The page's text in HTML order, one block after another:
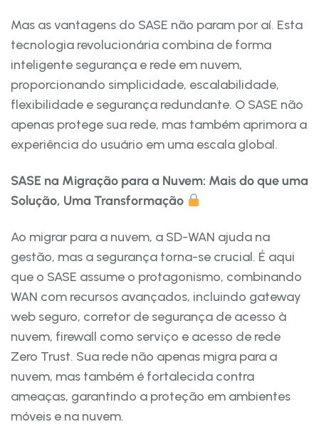
Mas as vantagens do SASE não param por aí. Esta
tecnologia revolucionária combina de forma
inteligente segurança e rede em nuvem,
proporcionando simplicidade, escalabilidade,
flexibilidade e segurança redundante. O SASE não
apenas protege sua rede, mas também aprimora a
experiência do usuário em uma escala global.
SASE na Migração para a Nuvem: Mais do que uma
Solução, Uma Transformação
Ao migrar para a nuvem, a SD-WAN ajuda na
gestão, mas a segurança torna-se crucial. É aqui
que o SASE assume o protagonismo, combinando
WAN com recursos avançados, incluindo gateway
web seguro, corretor de segurança de acesso à
nuvem, firewall como serviço e acesso de rede
Zero Trust. Sua rede não apenas migra para a
nuvem, mas também é fortalecida contra
ameaças, garantindo a proteção em ambientes
móveis e na nuvem.